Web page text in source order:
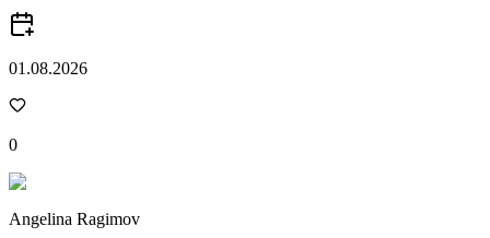
01.08.2026
0
Angelina Ragimov